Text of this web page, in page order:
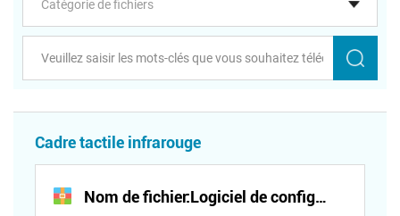
Cadre tactile infrarouge
Nom de fichier:Logiciel de configuration du cadre tactile infrarouge (série TF)